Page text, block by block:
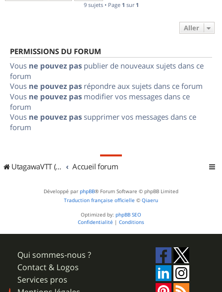
9 sujets • Page 1 sur 1
Aller
PERMISSIONS DU FORUM
Vous ne pouvez pas publier de nouveaux sujets dans ce
forum
Vous ne pouvez pas répondre aux sujets dans ce forum
Vous ne pouvez pas modifier vos messages dans ce
forum
Vous ne pouvez pas supprimer vos messages dans ce
forum
UtagawaVTT (Randos VTT et VTTAE avec traces GPS) Accueil forum
Développé par phpBB® Forum Software © phpBB Limited
Traduction française officielle © Qiaeru
Optimized by: phpBB SEO
Confidentialité | Conditions
Qui sommes-nous ?
Contact & Logos
Services pros